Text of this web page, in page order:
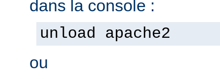
dans la console :
unload apache2
ou